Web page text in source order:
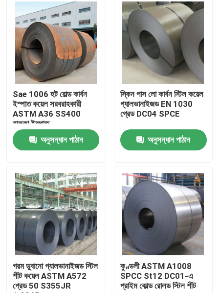
পণ্য
আমাদের সম্পর্কে
কারখানা ভ্রমণ
মান নিয়ন্ত্রণ
খবর
উদ্ধৃতির জন্য আবেদন
স্টেইনলেস স্টীল বৃত্তাকার টিউব
স্টেইনলেস স্টীল প্লেট শীট
Sae 1006 হট রোল্ড কার্বন
ইস্পাত কয়েল সরবরাহকারী
ASTM A36 SS400
হালকা ইস্পাত
অনুসন্ধান পাঠান
স্কিন পাস লো কার্বন স্টিল কয়েল
গ্যালভানাইজড EN 1030
গ্রেড DC04 SPCE
অনুসন্ধান পাঠান
গরম ডুবানো গ্যালভানাইজড স্টিল
শীট কয়েল ASTM A572
গ্রেড 50 S355JR
কুণ্ডলী ASTM A1008
SPCC St12 DC01-এ
প্রাইম কোল্ড রোলড স্টিল শীট